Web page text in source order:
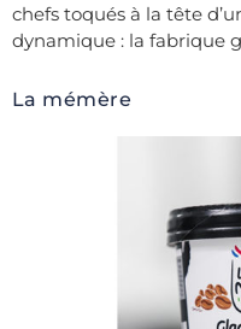
chefs toqués à la tête
dynamique : la fabrique
La mémère